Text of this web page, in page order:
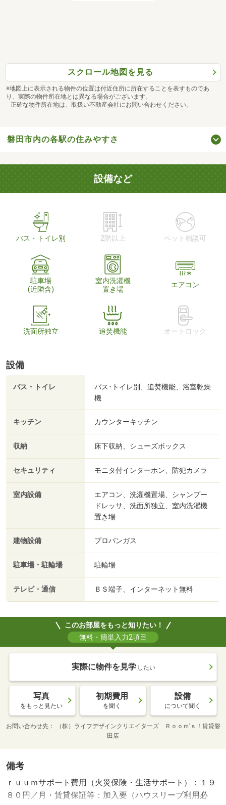
スクロール地図を見る
※地図上に表示される物件の位置は付近住所に所在することを表すものであ
り、実際の物件所在地とは異なる場合がございます。
正確な物件所在地は、取扱い不動産会社にお問い合わせください。
磐田市内の各駅の住みやすさ
設備など
バス・トイレ別 2階以上 ペット相談可
駐車場
(近隣含)
室内洗濯機
置き場
エアコン
洗面所独立 追焚機能 オートロック
設備
バス・トイレ
バス･トイレ別、追焚機能、浴室乾燥
機
キッチン カウンターキッチン
収納 床下収納、シューズボックス
セキュリティ モニタ付インターホン、防犯カメラ
室内設備
エアコン、洗濯機置場、シャンプー
ドレッサ、洗面所独立、室内洗濯機
置き場
建物設備 プロパンガス
駐車場・駐輪場 駐輪場
テレビ・通信 ＢＳ端子、インターネット無料
このお部屋をもっと知りたい！
無料・簡単入力2項目
実際に物件を見学 したい
写真
をもっと見たい
初期費用
を聞く
設備
について聞く
お問い合わせ先
（株）ライフデザインクリエイターズ Ｒｏｏｍ’ｓ！賃貸磐
田店
備考
ｒｕｕｍサポート費用（火災保険・生活サポート）：１９
８０円／月・賃貸保証等：加入要（ハウスリーブ利用必